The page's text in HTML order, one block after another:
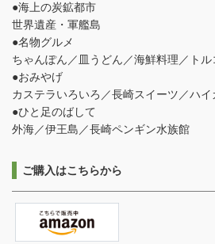
●海上の炭鉱都市
世界遺産・軍艦島
●名物グルメ
ちゃんぽん／皿うどん／海鮮料理／ト
●おみやげ
カステラいろいろ／長崎スイーツ／ハ
●ひと足のばして
外海／伊王島／長崎ペンギン水族館
ご購入はこちらから